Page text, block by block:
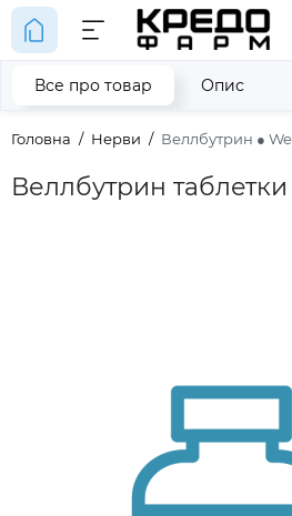
Головна Нерви Веллбутрин ●
Веллбутрин
Все про товар Опис